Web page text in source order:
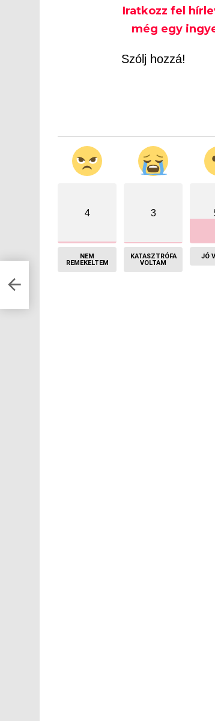
Iratkozz fel
még egy
Szólj hozzá!
4
NEM
REMEKELTEM
3
KATASZTRÓFA
VOLTAM
JÓ